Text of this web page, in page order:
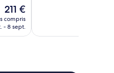
Le
nouveau
prix
211 €
compris
- 8 sept.